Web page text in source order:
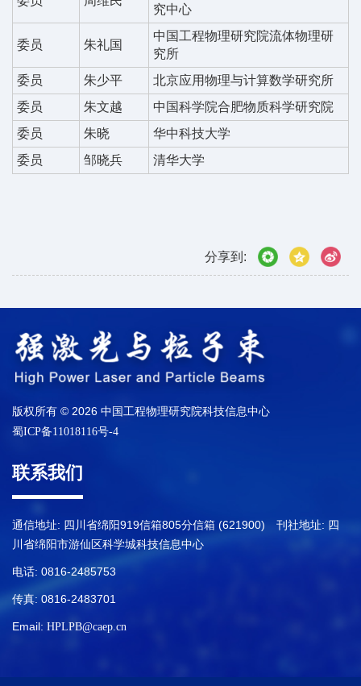
究中心
委员 朱礼国
中国工程物理研究院流体物理研
究所
委员
朱少平
北京应用物理与计算数学研究所
委员
朱文越
中国科学院合肥物质科学研究院
委员
朱晓
华中科技大学
委员
邹晓兵 清华大学
分享到:
版权所有 © 2026 中国工程物理研究院科技信息中心
蜀ICP备11018116号-4
联系我们
通信地址: 四川省绵阳919信箱805分信箱 (621900) 刊社地址: 四
川省绵阳市游仙区科学城科技信息中心
电话: 0816-2485753
传真: 0816-2483701
Email: HPLPB@caep.cn